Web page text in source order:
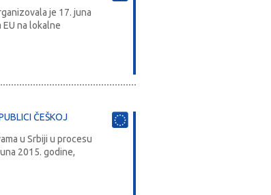
je 17. juna
na lokalne
ČEŠKOJ
u Srbiji u procesu
2015. godine,